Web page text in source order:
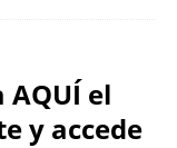
el
y accede